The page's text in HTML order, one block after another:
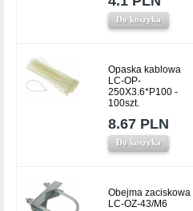
Do koszyka
Opaska kablowa
LC-OP-
250X3.6*P100 -
100szt.
8.67 PLN
Do koszyka
Obejma zaciskowa
LC-OZ-43/M6